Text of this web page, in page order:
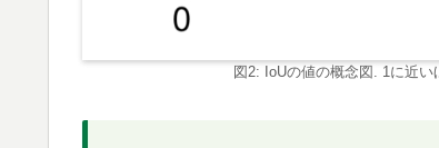
図2: IoUの値の概念図. 1に近